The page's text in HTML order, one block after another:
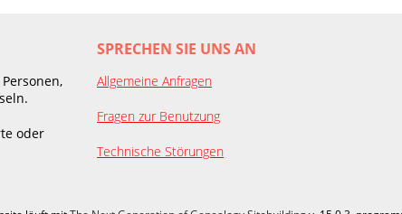
oder
SPRECHEN SIE UNS AN
Allgemeine Anfragen
Fragen zur Benutzung
Technische Störungen